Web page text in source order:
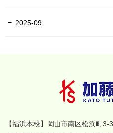
2025-09
【福浜本校】岡山市南区松浜町3-3